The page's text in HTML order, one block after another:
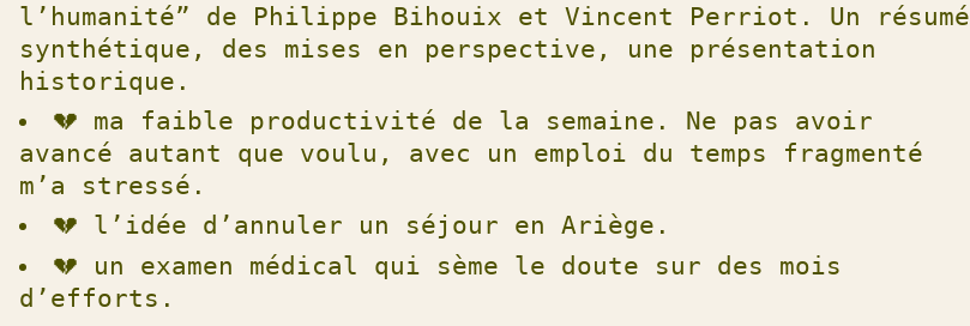
l’humanité” de Philippe Bihouix et Vincent Perriot. Un résumé
synthétique, des mises en perspective, une présentation
historique.
💔 ma faible productivité de la semaine. Ne pas avoir
avancé autant que voulu, avec un emploi du temps fragmenté
m’a stressé.
💔 l’idée d’annuler un séjour en Ariège.
💔 un examen médical qui sème le doute sur des mois
d’efforts.